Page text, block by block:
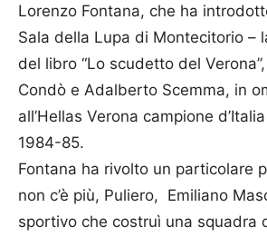
Lorenzo Fontana, che ha
Sala della Lupa di Montecitorio –
del libro “Lo scudetto del
Condò e Adalberto Scemma, in
all’Hellas Verona campione
1984-85.
Fontana ha rivolto un particolare
non c’è più, Puliero, Emiliano
sportivo che costruì una squadra